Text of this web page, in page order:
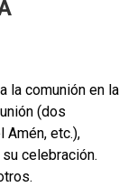
la comunión en la
(dos
Amén, etc.),
celebración.